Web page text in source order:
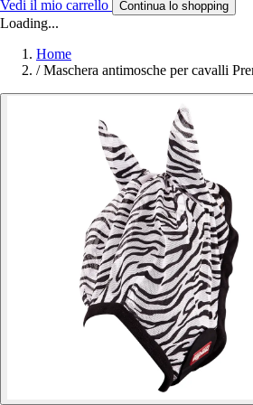
Vedi il mio carrello Continua lo shopping
Loading...
Home
/ Maschera antimosche per cavalli